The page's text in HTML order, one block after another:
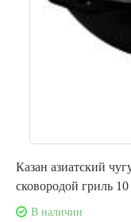
Казан азиатский
сковородой гриль
В наличии